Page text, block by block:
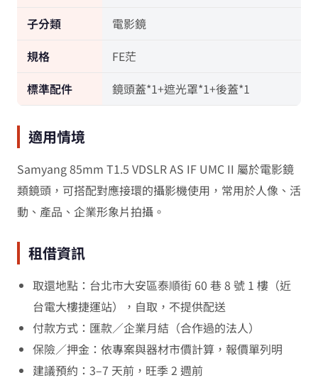
子分類
電影鏡
規格
FE茫
標準配件
鏡頭蓋*1+遮光罩*1+後蓋*1
適用情境
Samyang 85mm T1.5 VDSLR AS IF UMC II 屬於電影鏡
類鏡頭，可搭配對應接環的攝影機使用，常用於人像、活
動、產品、企業形象片拍攝。
租借資訊
取還地點：台北市大安區泰順街 60 巷 8 號 1 樓（近
台電大樓捷運站），自取，不提供配送
付款方式：匯款／企業月結（合作過的法人）
保險／押金：依專案與器材市價計算，報價單列明
建議預約：3–7 天前，旺季 2 週前